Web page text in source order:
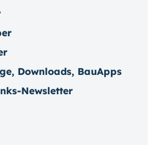
Downloads, BauApps
Newsletter